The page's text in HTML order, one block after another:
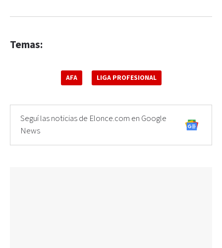
Temas:
AFA LIGA PROFESIONAL
Seguí las noticias de Elonce.com en Google
News